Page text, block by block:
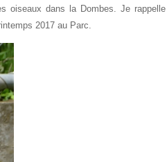
oiseaux dans la Dombes. Je rappelle
2017 au Parc.